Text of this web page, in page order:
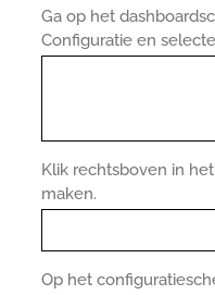
Ga op het
Configuratie en
Klik rechtsboven in
maken.
Op het